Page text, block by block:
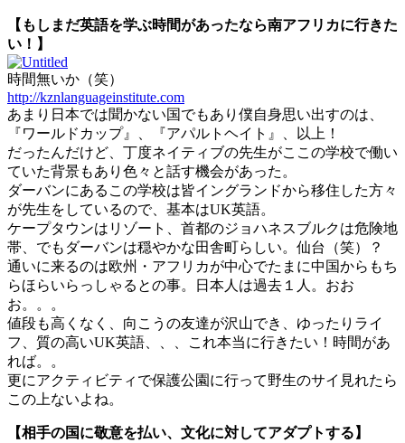
【もしまだ英語を学ぶ時間があったなら南アフリカに行きた
い！】
時間無いか（笑）
http://kznlanguageinstitute.com
あまり日本では聞かない国でもあり僕自身思い出すのは、
『ワールドカップ』、『アパルトヘイト』、以上！
だったんだけど、丁度ネイティブの先生がここの学校で働い
ていた背景もあり色々と話す機会があった。
ダーバンにあるこの学校は皆イングランドから移住した方々
が先生をしているので、基本はUK英語。
ケープタウンはリゾート、首都のジョハネスブルクは危険地
帯、でもダーバンは穏やかな田舎町らしい。仙台（笑）？
通いに来るのは欧州・アフリカが中心でたまに中国からもち
らほらいらっしゃるとの事。日本人は過去１人。おお
お。。。
値段も高くなく、向こうの友達が沢山でき、ゆったりライ
フ、質の高いUK英語、、、これ本当に行きたい！時間があ
れば。。
更にアクティビティで保護公園に行って野生のサイ見れたら
この上ないよね。
【相手の国に敬意を払い、文化に対してアダプトする】